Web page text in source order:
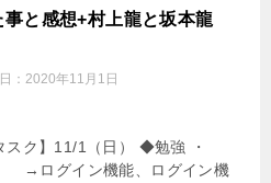
事と感想+村上龍と坂本龍
： 2020年11月1日
スク】11/1（日） ◆勉強 ・
→ログイン機能、ログイン機